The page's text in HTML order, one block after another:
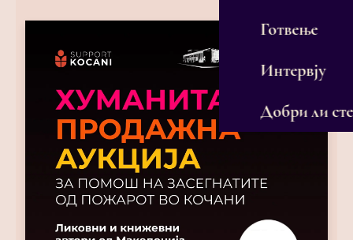
Готвење
Интервју
Добри ли